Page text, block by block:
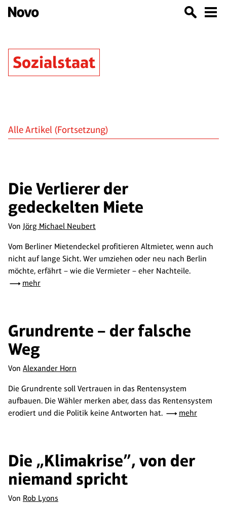
Sozialstaat
Alle Artikel (Fortsetzung)
Die Verlierer der
gedeckelten Miete
Von Jörg Michael Neubert
Vom Berliner Mietendeckel profitieren Altmieter, wenn auch
nicht auf lange Sicht. Wer umziehen oder neu nach Berlin
möchte, erfährt – wie die Vermieter – eher Nachteile.
mehr
Grundrente – der falsche
Weg
Von Alexander Horn
Die Grundrente soll Vertrauen in das Rentensystem
aufbauen. Die Wähler merken aber, dass das Rentensystem
erodiert und die Politik keine Antworten hat.
mehr
Die „Klimakrise”, von der
niemand spricht
Von Rob Lyons